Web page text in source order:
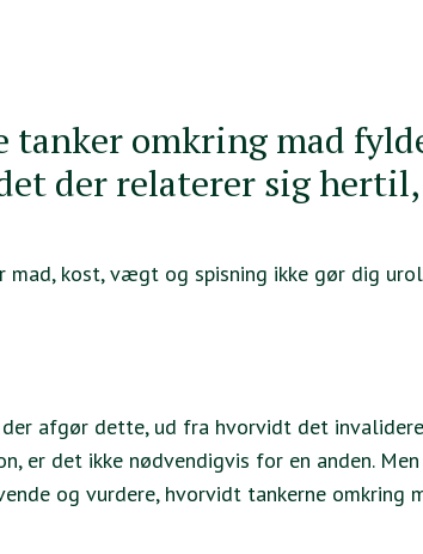
tanker omkring mad
der relaterer sig
mad, kost, vægt og spisning ikke gør dig
afgør dette, ud fra hvorvidt det
er det ikke nødvendigvis for en anden.
og vurdere, hvorvidt tankerne omkring